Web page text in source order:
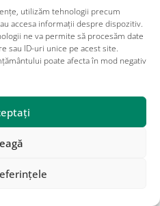
utilizăm tehnologii precum
accesa informații despre dispozitiv.
ne va permite să procesăm date
sau ID-uri unice pe acest site.
poate afecta în mod negativ
de modul în care doriți să
suporta gazonul. Zonele cu
de însămânțare mai mari. Cu
de însămânțare pot însemna,
mai dificilă.